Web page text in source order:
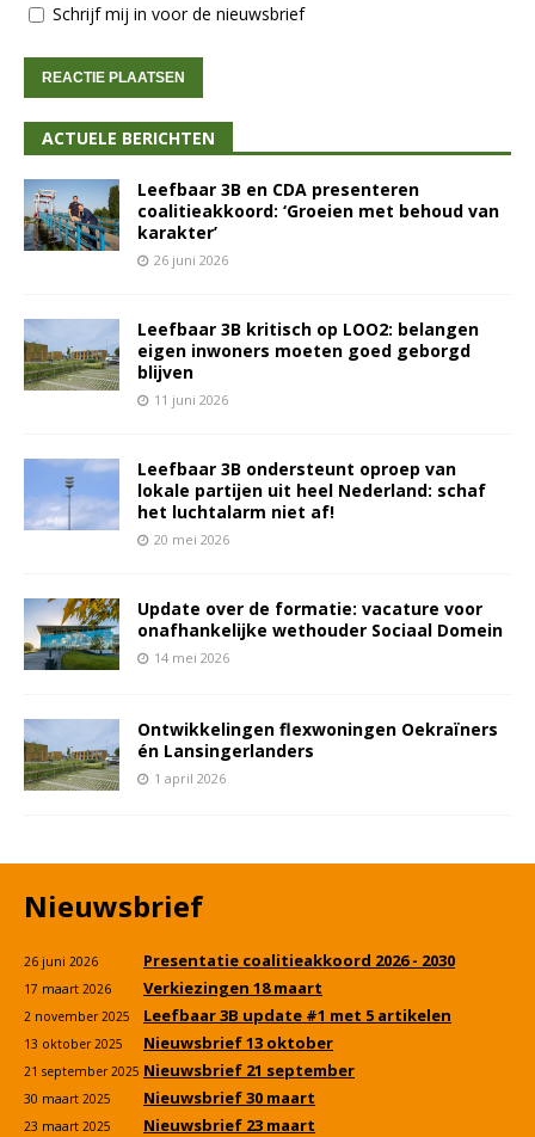
Schrijf mij in voor de nieuwsbrief
ACTUELE BERICHTEN
Leefbaar 3B en CDA presenteren
coalitieakkoord: ‘Groeien met behoud van
karakter’
26 juni 2026
Leefbaar 3B kritisch op LOO2: belangen
eigen inwoners moeten goed geborgd
blijven
11 juni 2026
Leefbaar 3B ondersteunt oproep van
lokale partijen uit heel Nederland: schaf
het luchtalarm niet af!
20 mei 2026
Update over de formatie: vacature voor
onafhankelijke wethouder Sociaal Domein
14 mei 2026
Ontwikkelingen flexwoningen Oekraïners
én Lansingerlanders
1 april 2026
Nieuwsbrief
26 juni 2026 Presentatie coalitieakkoord 2026 - 2030
17 maart 2026 Verkiezingen 18 maart
2 november 2025 Leefbaar 3B update #1 met 5 artikelen
13 oktober 2025 Nieuwsbrief 13 oktober
21 september 2025 Nieuwsbrief 21 september
30 maart 2025 Nieuwsbrief 30 maart
23 maart 2025 Nieuwsbrief 23 maart